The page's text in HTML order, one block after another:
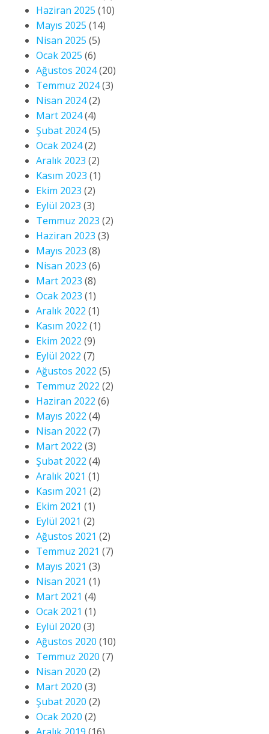
Haziran 2025 (10)
Mayıs 2025 (14)
Nisan 2025 (5)
Ocak 2025 (6)
Ağustos 2024(20)
Temmuz 2024(3)
Nisan 2024(2)
Mart 2024(4)
Şubat 2024(5)
Ocak 2024(2)
Aralık 2023 (2)
Kasım 2023 (1)
Ekim 2023 (2)
Eylül 2023 (3)
Temmuz 2023 (2)
Haziran 2023 (3)
Mayıs 2023 (8)
Nisan 2023 (6)
Mart 2023 (8)
Ocak 2023 (1)
Aralık 2022 (1)
Kasım 2022 (1)
Ekim 2022 (9)
Eylül 2022 (7)
Ağustos 2022 (5)
Temmuz 2022 (2)
Haziran 2022 (6)
Mayıs 2022 (4)
Nisan 2022 (7)
Mart 2022 (3)
Şubat 2022 (4)
Aralık 2021 (1)
Kasım 2021 (2)
Ekim 2021 (1)
Eylül 2021 (2)
Ağustos 2021 (2)
Temmuz 2021 (7)
Mayıs 2021 (3)
Nisan 2021 (1)
Mart 2021 (4)
Ocak 2021 (1)
Eylül 2020 (3)
Ağustos 2020 (10)
Temmuz 2020 (7)
Nisan 2020 (2)
Mart 2020 (3)
Şubat 2020 (2)
Ocak 2020 (2)